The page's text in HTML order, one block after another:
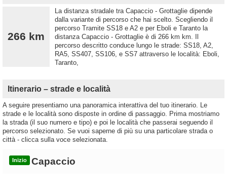
266 km
La distanza stradale tra Capaccio - Grottaglie dipende
dalla variante di percorso che hai scelto. Scegliendo il
percorso Tramite SS18 e A2 e per Eboli e Taranto la
distanza Capaccio - Grottaglie è di 266 km km. Il
percorso descritto conduce lungo le strade: SS18, A2,
RA5, SS407, SS106, e SS7 attraverso le località: Eboli,
Taranto,
Itinerario – strade e località
A seguire presentiamo una panoramica interattiva del tuo itinerario. Le
strade e le località sono disposte in ordine di passaggio. Prima mostriamo
la strada (il suo numero e tipo) e poi le località che passerai seguendo il
percorso selezionato. Se vuoi saperne di più su una particolare strada o
città - clicca sulla voce selezionata.
Inizio Capaccio